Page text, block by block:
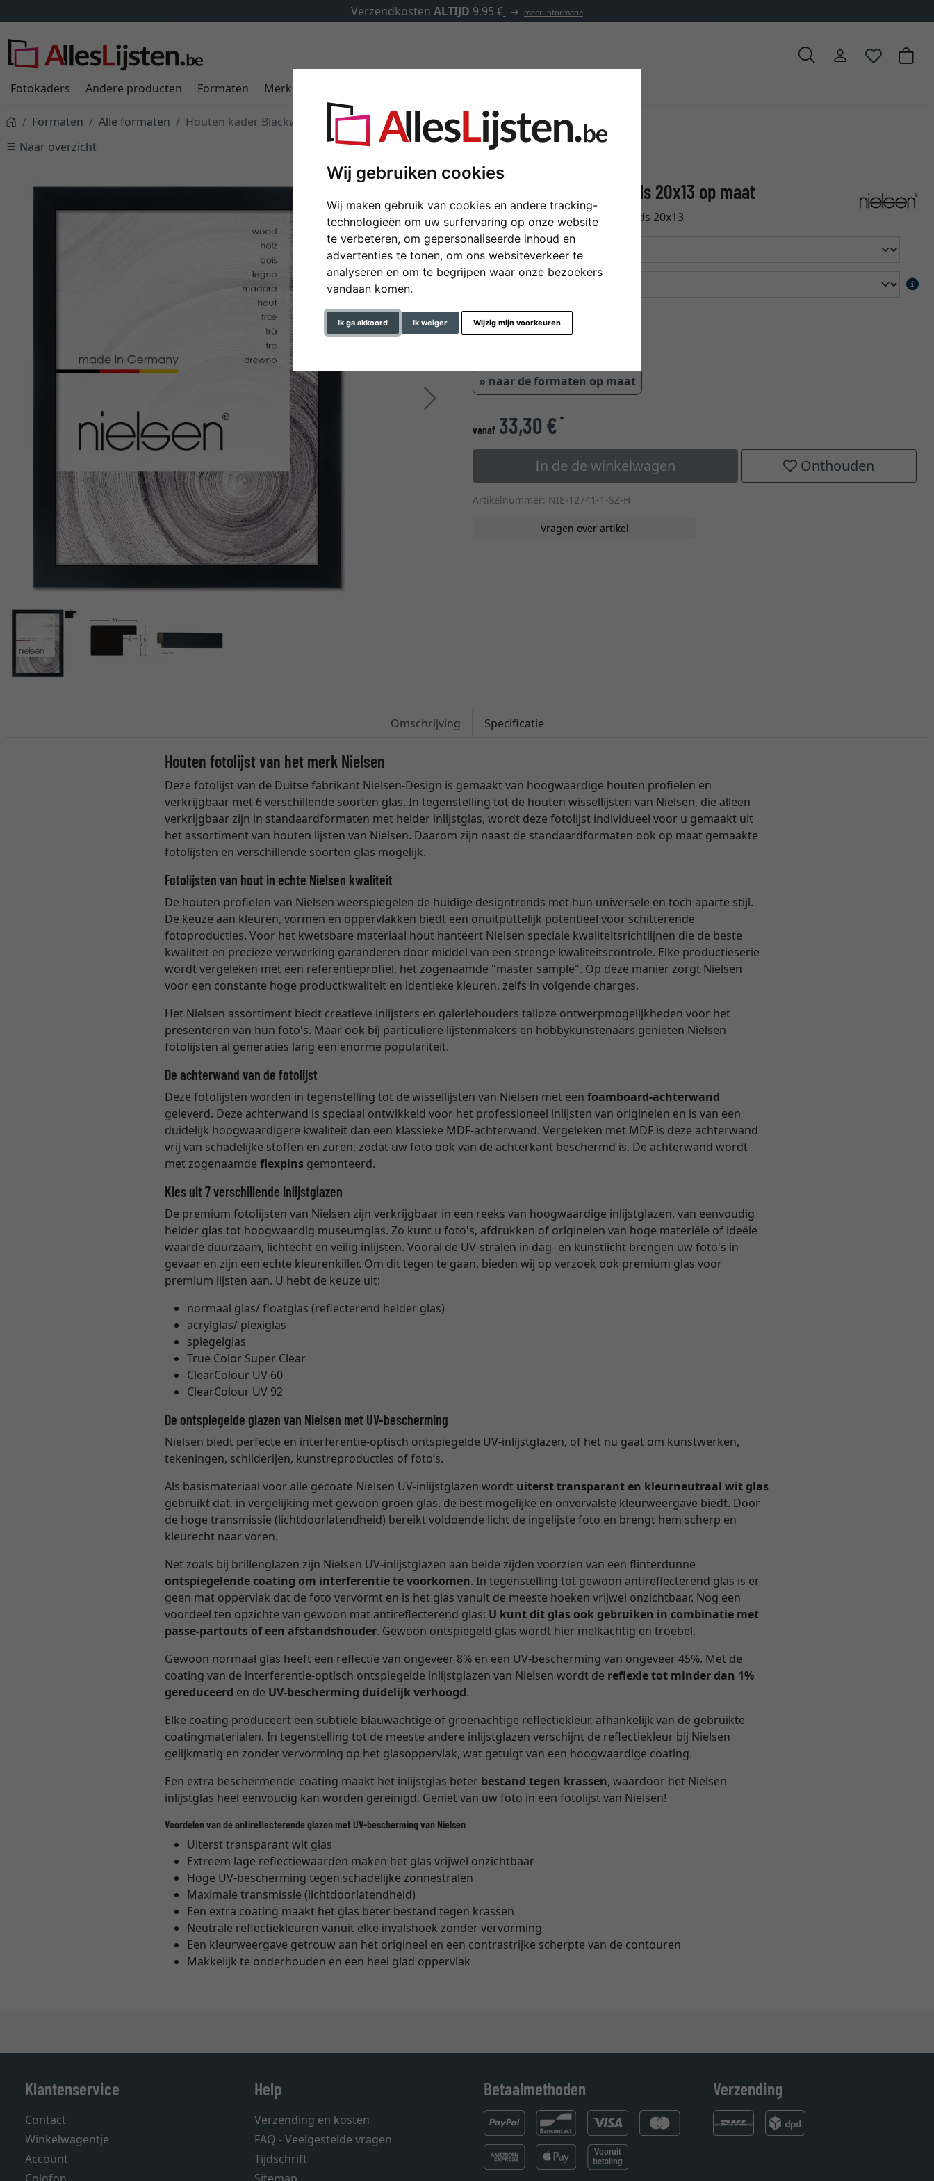
Wij gebruiken cookies
Wij maken gebruik van cookies en andere tracking-
technologieën om uw surfervaring op onze website
te verbeteren, om gepersonaliseerde inhoud en
advertenties te tonen, om ons websiteverkeer te
analyseren en om te begrijpen waar onze bezoekers
vandaan komen.
Ik ga akkoord Ik weiger Wijzig mijn voorkeuren
meer informatie
Fotokaders Andere producten Formaten Merken
Formaten Alle formaten
Houten kader Blackwoods 20x13 op maat
Naar overzicht
Verder
Houten kader Blackwoods 20x13 op maat
Nielsen Lijst van hout Blackwoods 20x13
kleur
» naar de formaten op maat
vanaf 33,30 €*
In de de winkelwagen Onthouden
Artikelnummer: NIE-12741-1-SZ-H
Vragen over artikel
Omschrijving Specificatie
Houten fotolijst van het merk Nielsen
Deze fotolijst van de Duitse fabrikant Nielsen-Design is gemaakt van hoogwaardige houten profielen en
verkrijgbaar met 6 verschillende soorten glas. In tegenstelling tot de houten wissellijsten van Nielsen, die alleen
verkrijgbaar zijn in standaardformaten met helder inlijstglas, wordt deze fotolijst individueel voor u gemaakt uit
het assortiment van houten lijsten van Nielsen. Daarom zijn naast de standaardformaten ook op maat gemaakte
fotolijsten en verschillende soorten glas mogelijk.
Fotolijsten van hout in echte Nielsen kwaliteit
De houten profielen van Nielsen weerspiegelen de huidige designtrends met hun universele en toch aparte stijl.
De keuze aan kleuren, vormen en oppervlakken biedt een onuitputtelijk potentieel voor schitterende
fotoproducties. Voor het kwetsbare materiaal hout hanteert Nielsen speciale kwaliteitsrichtlijnen die de beste
kwaliteit en precieze verwerking garanderen door middel van een strenge kwaliteitscontrole. Elke productieserie
wordt vergeleken met een referentieprofiel, het zogenaamde "master sample". Op deze manier zorgt Nielsen
voor een constante hoge productkwaliteit en identieke kleuren, zelfs in volgende charges.
Het Nielsen assortiment biedt creatieve inlijsters en galeriehouders talloze ontwerpmogelijkheden voor het
presenteren van hun foto's. Maar ook bij particuliere lijstenmakers en hobbykunstenaars genieten Nielsen
fotolijsten al generaties lang een enorme populariteit.
De achterwand van de fotolijst
Deze fotolijsten worden in tegenstelling tot de wissellijsten van Nielsen met eenfoamboard-achterwand
geleverd. Deze achterwand is speciaal ontwikkeld voor het professioneel inlijsten van originelen en is van een
duidelijk hoogwaardigere kwaliteit dan een klassieke MDF-achterwand. Vergeleken met MDF is deze achterwand
vrij van schadelijke stoffen en zuren, zodat uw foto ook van de achterkant beschermd is. De achterwand wordt
met zogenaamdeflexpins gemonteerd.
Kies uit 7 verschillende inlijstglazen
De premium fotolijsten van Nielsen zijn verkrijgbaar in een reeks van hoogwaardige inlijstglazen, van eenvoudig
helder glas tot hoogwaardig museumglas. Zo kunt u foto's, afdrukken of originelen van hoge materiële of ideële
waarde duurzaam, lichtecht en veilig inlijsten. Vooral de UV-stralen in dag- en kunstlicht brengen uw foto's in
gevaar en zijn een echte kleurenkiller. Om dit tegen te gaan, bieden wij op verzoek ook premium glas voor
premium lijsten aan. U hebt de keuze uit:
normaal glas/ floatglas (reflecterend helder glas)
acrylglas/ plexiglas
spiegelglas
True Color Super Clear
ClearColour UV 60
ClearColour UV 92
De ontspiegelde glazen van Nielsen met UV-bescherming
Nielsen biedt perfecte en interferentie-optisch ontspiegelde UV-inlijstglazen, of het nu gaat om kunstwerken,
tekeningen, schilderijen, kunstreproducties of foto’s.
Als basismateriaal voor alle gecoate Nielsen UV-inlijstglazen wordt uiterst transparant en kleurneutraal wit glas
gebruikt dat, in vergelijking met gewoon groen glas, de best mogelijke en onvervalste kleurweergave biedt. Door
de hoge transmissie (lichtdoorlatendheid) bereikt voldoende licht de ingelijste foto en brengt hem scherp en
kleurecht naar voren.
Net zoals bij brillenglazen zijn Nielsen UV-inlijstglazen aan beide zijden voorzien van een flinterdunne
ontspiegelende coating om interferentie te voorkomen. In tegenstelling tot gewoon antireflecterend glas is er
geen mat oppervlak dat de foto vervormt en is het glas vanuit de meeste hoeken vrijwel onzichtbaar. Nog een
voordeel ten opzichte van gewoon mat antireflecterend glas: U kunt dit glas ook gebruiken in combinatie met
passe-partouts of een afstandshouder. Gewoon ontspiegeld glas wordt hier melkachtig en troebel.
Gewoon normaal glas heeft een reflectie van ongeveer 8% en een UV-bescherming van ongeveer 45%. Met de
coating van de interferentie-optisch ontspiegelde inlijstglazen van Nielsen wordt de reflexie tot minder dan 1%
gereduceerd en de UV-bescherming duidelijk verhoogd.
Elke coating produceert een subtiele blauwachtige of groenachtige reflectiekleur, afhankelijk van de gebruikte
coatingmaterialen. In tegenstelling tot de meeste andere inlijstglazen verschijnt de reflectiekleur bij Nielsen
gelijkmatig en zonder vervorming op het glasoppervlak, wat getuigt van een hoogwaardige coating.
Een extra beschermende coating maakt het inlijstglas beter bestand tegen krassen, waardoor het Nielsen
inlijstglas heel eenvoudig kan worden gereinigd. Geniet van uw foto in een fotolijst van Nielsen!
Voordelen van de antireflecterende glazen met UV-bescherming van Nielsen
Uiterst transparant wit glas
Extreem lage reflectiewaarden maken het glas vrijwel onzichtbaar
Hoge UV-bescherming tegen schadelijke zonnestralen
Maximale transmissie (lichtdoorlatendheid)
Een extra coating maakt het glas beter bestand tegen krassen
Neutrale reflectiekleuren vanuit elke invalshoek zonder vervorming
Een kleurweergave getrouw aan het origineel en een contrastrijke scherpte van de contouren
Makkelijk te onderhouden en een heel glad oppervlak
Klantenservice
Contact
Winkelwagentje
Account
Help
Verzending en kosten
FAQ - Veelgestelde vragen
Tijdschrift
Betaalmethoden Verzending